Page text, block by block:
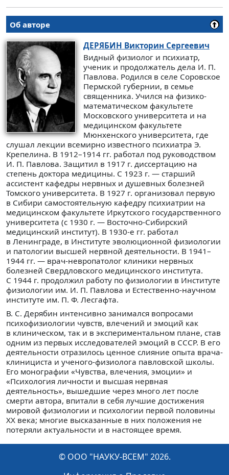
Об авторе
ДЕРЯБИН Викторин Сергеевич
Видный физиолог и психиатр,
ученик и продолжатель дела И. П.
Павлова. Родился в селе Соровское
Пермской губернии, в семье
священника. Учился на физико-
математическом факультете
Московского университета и на
медицинском факультете
Мюнхенского университета, где
слушал лекции всемирно известного психиатра Э.
Крепелина. В 1912–1914 гг. работал под руководством
И. П. Павлова. Защитил в 1917 г. диссертацию на
степень доктора медицины. С 1923 г. — старший
ассистент кафедры нервных и душевных болезней
Томского университета. В 1927 г. организовал первую
в Сибири самостоятельную кафедру психиатрии на
медицинском факультете Иркутского государственного
университета (с 1930 г. — Восточно-Сибирский
медицинский институт). В 1930-е гг. работал
в Ленинграде, в Институте эволюционной физиологии
и патологии высшей нервной деятельности. В 1941–
1944 гг. — врач-невропатолог клиники нервных
болезней Свердловского медицинского института.
С 1944 г. продолжил работу по физиологии в Институте
физиологии им. И. П. Павлова и Естественно-научном
институте им. П. Ф. Лесгафта.
В. С. Дерябин интенсивно занимался вопросами
психофизиологии чувств, влечений и эмоций как
в клиническом, так и в экспериментальном плане, став
одним из первых исследователей эмоций в СССР. В его
деятельности отразилось ценное слияние опыта врача-
клинициста и ученого-физиолога павловской школы.
Его монографии «Чувства, влечения, эмоции» и
«Психология личности и высшая нервная
деятельность», вышедшие через много лет после
смерти автора, впитали в себя лучшие достижения
мировой физиологии и психологии первой половины
XX века; многие высказанные в них положения не
потеряли актуальности и в настоящее время.
© ООО "НАУКУ-ВСЕМ" 2026.